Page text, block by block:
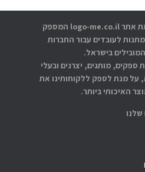
שלנו
אתוס עסקים מפעילה את אתר logo-me.co.il המספק
לעובדים עבור החברות
בישראל.
ספקים, מותגים, יצרנים ובעלי
על מנת לספק ללקוחותינו את
האיכותי ביותר.